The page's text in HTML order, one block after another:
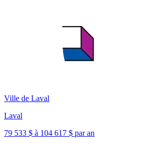
Ville de Laval
Laval
79 533 $ à 104 617 $ par an